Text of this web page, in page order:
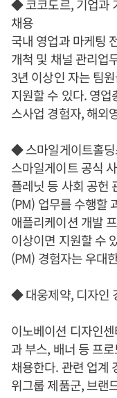
◆ 코코도르, 기업과
채용
국내 영업과 마케팅
개척 및 채널 관리업
3년 이상인 자는 팀
지원할 수 있다. 영
스사업 경험자, 해외
◆ 스마일게이트홀딩
스마일게이트 공식
플레닛 등 사회 공헌
(PM) 업무를 수행할
애플리케이션 개발
이상이면 지원할 수
(PM) 경험자는 우대
◆ 대웅제약, 디자인
이노베이션 디자인
과 부스, 배너 등 프
채용한다. 관련 업계
위그룹 제품군, 브랜